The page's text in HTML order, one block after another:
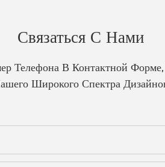
Связаться С Нами
Телефона В Контактной
Широкого Спектра